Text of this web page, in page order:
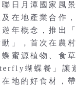
日月潭國家風
在地產業合作
年概念，推出
」，首次在農
蜜源植物、食
蝴蝶餐」讓
地的好食材，